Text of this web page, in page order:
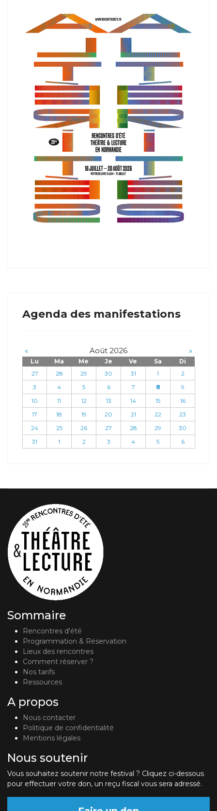
Agenda des manifestations
« Août 2026 »
Lu Ma Me Je Ve Sa
Di
27
28 29 30 31 1
2
3
4 5 6 7 8
9
10
11 12 13 14 15
16
17
18 19 20 21 22
23
24
25 26 27 28 29
30
31
1 2 3 4 5 6
Sommaire
Rencontres d'été
Programmation & Réservation
Lieux des rencontres
Comment réserver ?
Nos tarifs
Ressources
A propos
Nous contacter
Politique de confidentialité
Mentions légales
Nous soutenir
Vous souhaitez soutenir notre festival ? Cliquez ci-dessous
pour effectuer votre don, un reçu fiscal vous sera adressé.